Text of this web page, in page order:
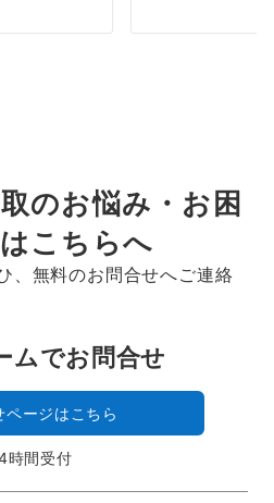
のお悩み・お困
こちらへ
、無料のお問合せへご連絡
ムでお問合せ
ページはこちら
時間受付